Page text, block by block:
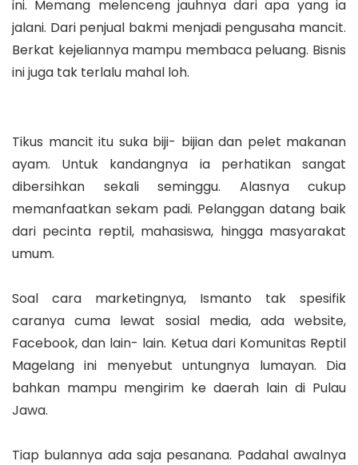
ini. Memang melenceng jauhnya dari apa yang ia
jalani. Dari penjual bakmi menjadi pengusaha mancit.
Berkat kejeliannya mampu membaca peluang. Bisnis
ini juga tak terlalu mahal loh.
Tikus mancit itu suka biji- bijian dan pelet makanan
ayam. Untuk kandangnya ia perhatikan sangat
dibersihkan sekali seminggu. Alasnya cukup
memanfaatkan sekam padi. Pelanggan datang baik
dari pecinta reptil, mahasiswa, hingga masyarakat
umum.
Soal cara marketingnya, Ismanto tak spesifik
caranya cuma lewat sosial media, ada website,
Facebook, dan lain- lain. Ketua dari Komunitas Reptil
Magelang ini menyebut untungnya lumayan. Dia
bahkan mampu mengirim ke daerah lain di Pulau
Jawa.
Tiap bulannya ada saja pesanana. Padahal awalnya